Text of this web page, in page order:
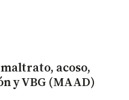
acoso,
y VBG (MAAD)